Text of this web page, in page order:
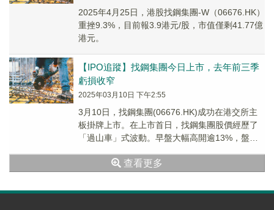
2025年4月25日，港股找鋼集團-W（06676.HK）
重挫9.3%，目前報3.9港元/股，市值僅剩41.77億
港元。
【IPO追蹤】找鋼集團今日上市，去年前三季
虧損收窄
2025年03月10日 下午2:55
3月10日，找鋼集團(06676.HK)成功在港交所主
板掛牌上市。在上市首日，找鋼集團股價經歷了
「過山車」式波動。早盤大幅高開逾13%，盤中
查看更多